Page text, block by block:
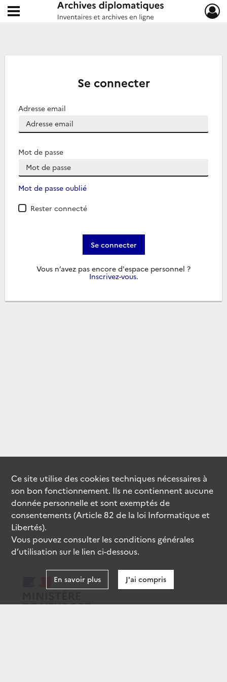
Archives diplomatiques
Ouvrir le menu déroulant
Se connecter
Adresse email
Mot de passe
Mot de passe oublié
Rester connecté
Se connecter
Vous n’avez pas encore d'espace personnel ?
Inscrivez-vous.
Ce site utilise descookiestechniques nécessaires à
son bon fonctionnement. Ils ne contiennent aucune
donnée personnelle et sont exemptés de
consentements (Article 82 de la loi Informatique et
Libertés).
Vous pouvez consulter les conditions générales
d’utilisation sur le lien ci-dessous.
En savoir plus J'ai compris